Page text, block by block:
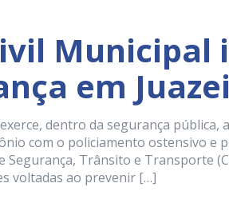
Municipal
em
dentro da segurança
com o policiamento ostensivo e
Segurança, Trânsito e Transporte
voltadas ao prevenir […]